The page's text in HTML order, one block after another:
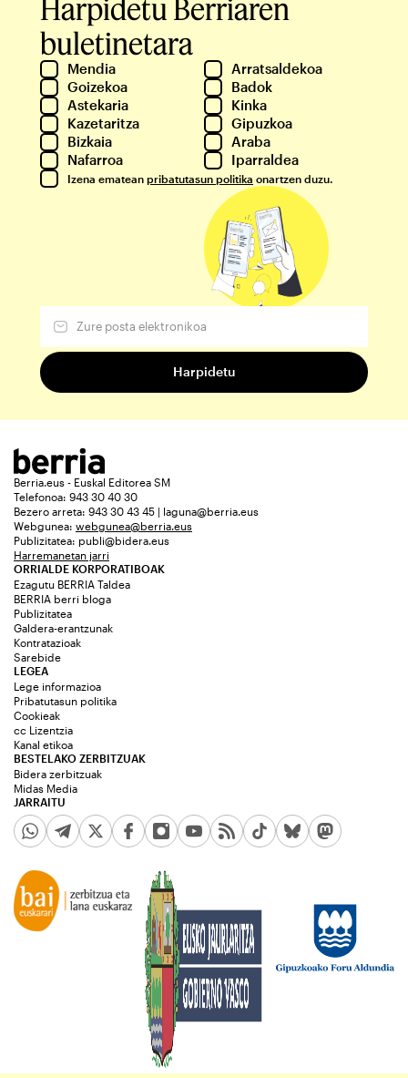
Harpidetu Berriaren
buletinetara
Mendia
Arratsaldekoa
Goizekoa
Badok
Astekaria
Kinka
Kazetaritza
Gipuzkoa
Bizkaia
Araba
Nafarroa
Iparraldea
Izena ematean pribatutasun politika onartzen duzu.
Berria.eus - Euskal Editorea SM
Telefonoa: 943 30 40 30
Bezero arreta: 943 30 43 45 | laguna@berria.eus
Webgunea: webgunea@berria.eus
Publizitatea: publi@bidera.eus
Harremanetan jarri
ORRIALDE KORPORATIBOAK
Ezagutu BERRIA Taldea
BERRIA berri bloga
Publizitatea
Galdera-erantzunak
Kontratazioak
Sarebide
JARRAITU
LEGEA
Lege informazioa
Pribatutasun politika
Cookieak
cc Lizentzia
Kanal etikoa
BESTELAKO ZERBITZUAK
Bidera zerbitzuak
Midas Media